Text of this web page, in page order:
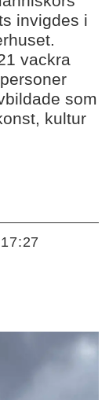
invigdes i
vackra
som
kultur